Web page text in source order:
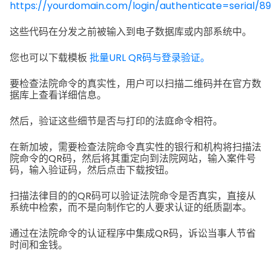
https://yourdomain.com/login/authenticate=serial/
这些代码在分发之前被输入到电子数据库或内部系统中。
您也可以下载模板 批量URL QR码与登录验证。
要检查法院命令的真实性，用户可以扫描二维码并在官方数
据库上查看详细信息。
然后，验证这些细节是否与打印的法庭命令相符。
在新加坡，需要检查法院命令真实性的银行和机构将扫描法
院命令的QR码，然后将其重定向到法院网站，输入案件号
码，输入验证码，然后点击下载按钮。
扫描法律目的的QR码可以验证法院命令是否真实，直接从
系统中检索，而不是向制作它的人要求认证的纸质副本。
通过在法院命令的认证程序中集成QR码，诉讼当事人节省
时间和金钱。